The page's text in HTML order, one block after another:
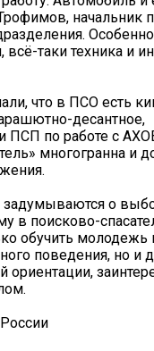
начальник
таки техника и
что в ПСО есть
десантное,
ПСП по работе с
многогранна и
задумываются о
в поисково-
обучить
поведения, но и
ориентации,